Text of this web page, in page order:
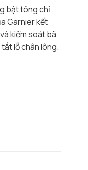
bật tông chỉ
Garnier kết
kiểm soát bã
lỗ chân lông.